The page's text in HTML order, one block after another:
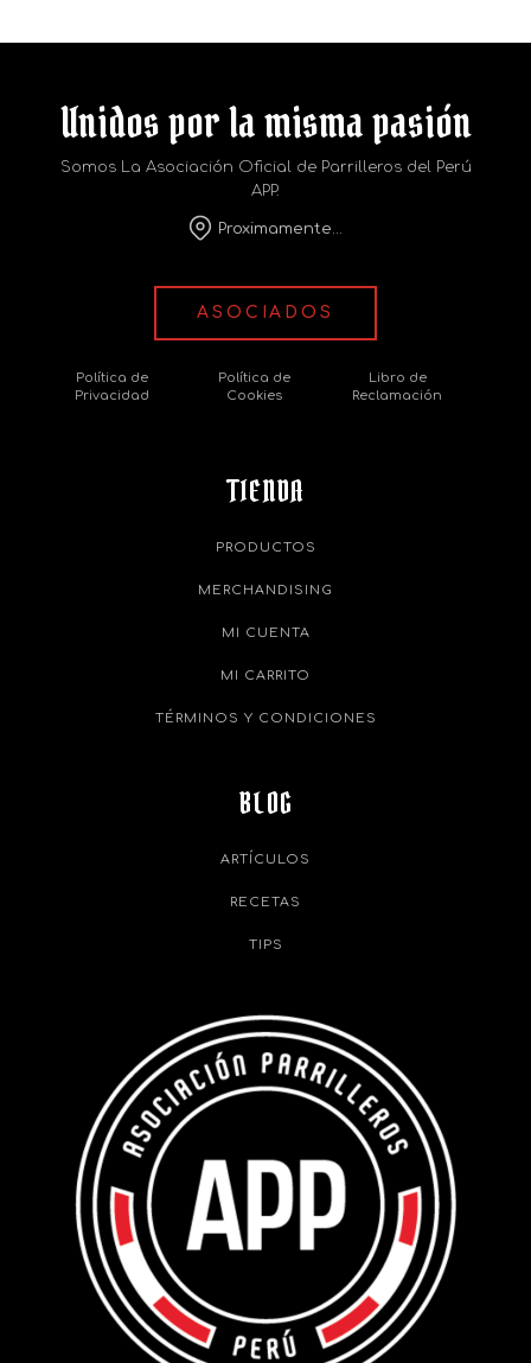
Unidos por la misma pasión
Somos La Asociación Oficial de Parrilleros del Perú
APP.
Proximamente...
ASOCIADOS
Política de
Privacidad
Política de
Cookies
Libro de
Reclamación
TIENDA
PRODUCTOS
MERCHANDISING
MI CUENTA
MI CARRITO
TÉRMINOS Y CONDICIONES
BLOG
ARTÍCULOS
RECETAS
TIPS